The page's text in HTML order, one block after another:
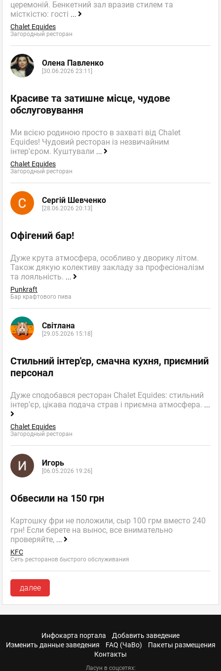
церемоній. Бенкетний зал вразив стилем та
місткістю: гості ...
Chalet Equides
Загородный ресторан
Олена Павленко
[30.06.2026 23:11]
Красиве та затишне місце, чудове
обслуговування
Ми всією родиною просто в захваті від Chalet
Equides! Чудовий ресторан із незвичайним
інтер'єром. Куштували ...
Chalet Equides
Загородный ресторан
Сергій Шевченко
[28.06.2026 20:13]
Офігений бар!
Дуже крута атмосфера, особливо у дворику літом.
Також дякую колективу закладу за професіоналізм
та лояльність. ...
Punkraft
Бар крафтового пива
Світлана
[29.05.2026 15:18]
Стильний інтер'єр, смачна кухня, приємний
персонал
Дуже сподобався ресторан Chalet Equides: стильний
інтер’єр, цікава подача страв і приємна атмосфера. ...
Chalet Equides
Загородный ресторан
Игорь
[06.05.2026 19:26]
Обвесили на 150 грн
Картошку фри не положили, сыр 100 грм вместо 240
грн! Если берете на вынос, все внимательно
проверяйте, ...
KFC
Сеть ресторанов быстрого обслуживания
далее
Инфокарта портала
Добавить заведение
Изменить данные заведения
FAQ (ЧаВо)
Пакеты размещения
Контакты
Ласун в соцсетях: